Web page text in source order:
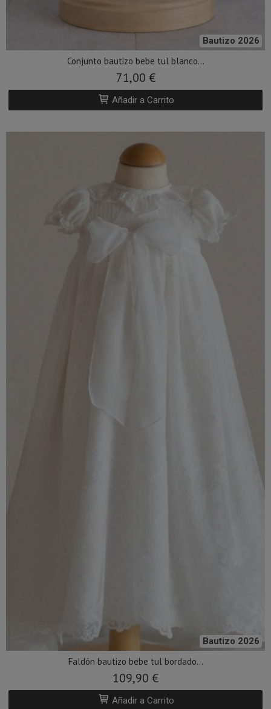
Bautizo 2026
Conjunto bautizo bebe tul blanco...
71,00 €
Añadir a Carrito
Bautizo 2026
Faldón bautizo bebe tul bordado...
109,90 €
Añadir a Carrito